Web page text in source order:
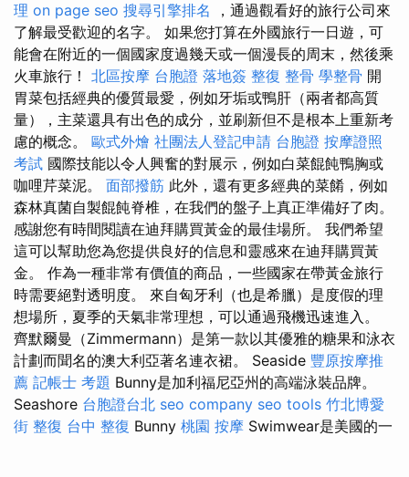
理 on page seo 搜尋引擎排名 ，通過觀看好的旅行公司來
了解最受歡迎的名字。 如果您打算在外國旅行一日遊，可
能會在附近的一個國家度過幾天或一個漫長的周末，然後乘
火車旅行！ 北區按摩 台胞證 落地簽 整復 整骨 學整骨 開
胃菜包括經典的優質最愛，例如牙垢或鴨肝（兩者都高質
量），主菜還具有出色的成分，並刷新但不是根本上重新考
慮的概念。 歐式外燴 社團法人登記申請 台胞證 按摩證照
考試 國際技能以令人興奮的對展示，例如白菜餛飩鴨胸或
咖哩芹菜泥。 面部撥筋 此外，還有更多經典的菜餚，例如
森林真菌自製餛飩脊椎，在我們的盤子上真正準備好了肉。
感謝您有時間閱讀在迪拜購買黃金的最佳場所。 我們希望
這可以幫助您為您提供良好的信息和靈感來在迪拜購買黃
金。 作為一種非常有價值的商品，一些國家在帶黃金旅行
時需要絕對透明度。 來自匈牙利（也是希臘）是度假的理
想場所，夏季的天氣非常理想，可以通過飛機迅速進入。
齊默爾曼（Zimmermann）是第一款以其優雅的糖果和泳衣
計劃而聞名的澳大利亞著名連衣裙。 Seaside 豐原按摩推
薦 記帳士 考題 Bunny是加利福尼亞州的高端泳裝品牌。
Seashore 台胞證台北 seo company seo tools 竹北博愛
街 整復 台中 整復 Bunny 桃園 按摩 Swimwear是美國的一